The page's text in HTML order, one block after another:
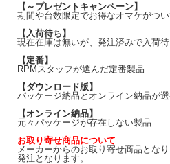
【～プレゼントキャンペーン】
期間や台数限定でお得なオマケがつ
【入荷待ち】
現在在庫は無いが、発注済みで入荷
【定番】
RPMスタッフが選んだ定番製品
【ダウンロード版】
パッケージ納品とオンライン納品が
【オンライン納品】
元々パッケージが存在しない製品
お取り寄せ商品について
メーカーからのお取り寄せ商品とな
発注となります。